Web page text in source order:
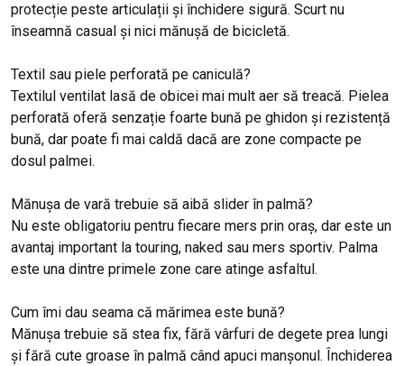
protecție peste articulații și închidere sigură. Scurt nu
înseamnă casual și nici mănușă de bicicletă.
Textil sau piele perforată pe caniculă?
Textilul ventilat lasă de obicei mai mult aer să treacă. Pielea
perforată oferă senzație foarte bună pe ghidon și rezistență
bună, dar poate fi mai caldă dacă are zone compacte pe
dosul palmei.
Mănușa de vară trebuie să aibă slider în palmă?
Nu este obligatoriu pentru fiecare mers prin oraș, dar este un
avantaj important la touring, naked sau mers sportiv. Palma
este una dintre primele zone care atinge asfaltul.
Cum îmi dau seama că mărimea este bună?
Mănușa trebuie să stea fix, fără vârfuri de degete prea lungi
și fără cute groase în palmă când apuci manșonul. Închiderea